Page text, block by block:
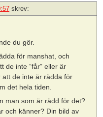
skrev:
du gör.
för manshat, och
de inte ”får” eller är
att de inte är rädda för
det hela tiden.
man som är rädd för det?
och känner? Din bild av